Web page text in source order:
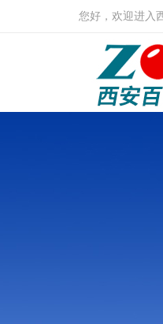
您好，欢迎进入